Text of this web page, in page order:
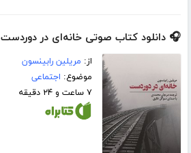
🎧 دانلود کتاب صوتی خانه‌ای در دوردست
از: مریلین رابینسون
موضوع: اجتماعی
۷ ساعت و ۲۴ دقیقه